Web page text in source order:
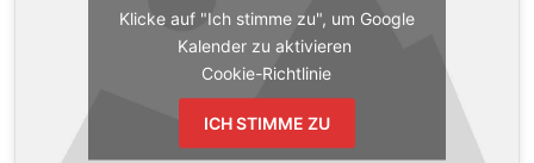
Klicke auf "Ich stimme zu", um Google
Kalender zu aktivieren
Cookie-Richtlinie
ICH STIMME ZU